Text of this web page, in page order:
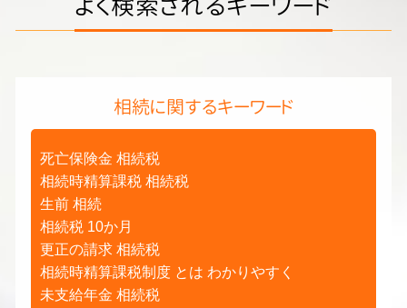
相続に関するキーワード
死亡保険金 相続税
相続時精算課税 相続税
生前 相続
相続税 10か月
更正の請求 相続税
相続時精算課税制度 とは わかりやすく
未支給年金 相続税